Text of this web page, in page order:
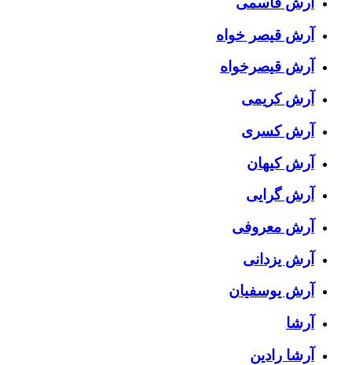
آرش قیصر خواه
آرش قیصرخواه
آرش کریمی
آرش کسری
آرش کیهان
آرش گرایی
آرش معروفی
آرش یزدانی
آرش یوسفیان
آرشا
آرشا رادین